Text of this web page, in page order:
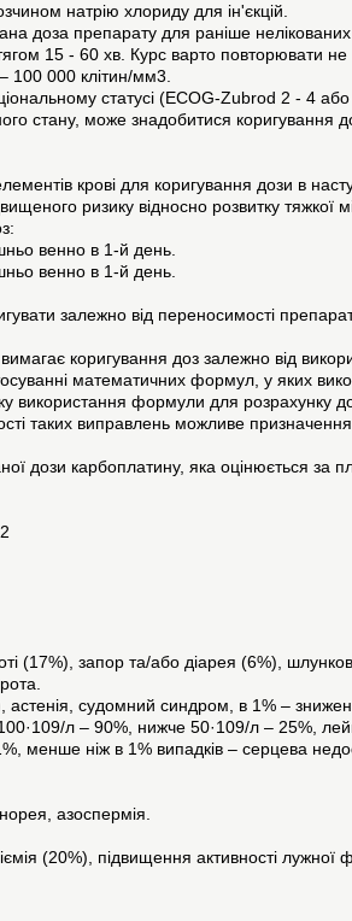
натрію хлориду для ін'єкцій.
доза препарату для раніше
15 - 60 хв. Курс варто повторювати не
100 000 клітин/мм3.
статусі (ECOG-Zubrod 2 - 4
стану, може знадобитися
крові для коригування дози в
ризику відносно розвитку тяжкої
венно в 1-й день.
венно в 1-й день.
залежно від переносимості
коригування доз залежно від
математичних формул, у яких
використання формули для розрахунку
таких виправлень можливе
дози карбоплатину, яка оцінюється за
(17%), запор та/або діарея (6%),
судомний синдром, в 1% –
л – 90%, нижче 50·109/л – 25%,
ніж в 1% випадків – серцева
азоспермія.
(20%), підвищення активності